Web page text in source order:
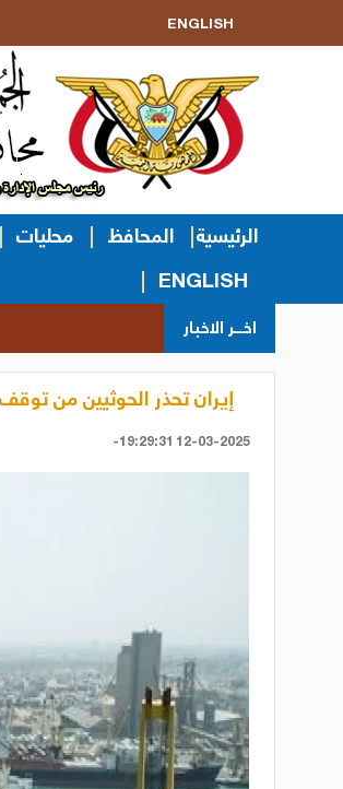
ENGLISH
الرئيسية المحافظ محليات
ENGLISH
اخــر الاخبار
إيران تحذر الحوثيين من
12-03-2025 19:29:31-